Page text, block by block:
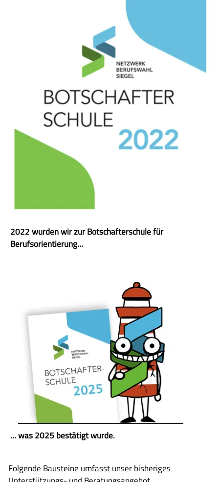
2022 wurden wir zur Botschafterschule für
Berufsorientierung...
... was 2025 bestätigt wurde.
Folgende Bausteine umfasst unser bisheriges